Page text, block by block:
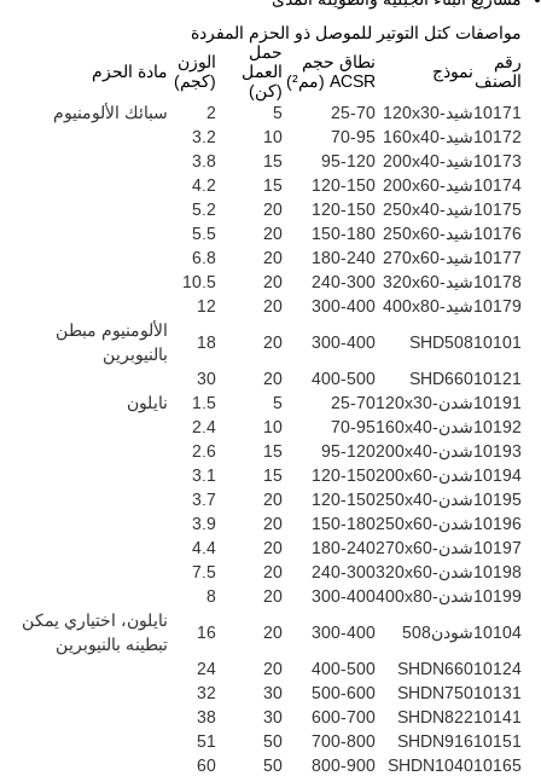
مواصفات كتل التوتير للموصل ذو الحزم المفردة
رقم
الصنف
نموذج
نطاق حجم
ACSR (مم²)
حمل
العمل
(كن)
الوزن
(كجم)
مادة الحزم
10171شيد-120x30 25-70
5
سبائك الألومنيوم
10172شيد-160x40 70-95
10
3.2
10173شيد-200x40 95-120
15
3.8
10174شيد-200x60 120-150
15
4.2
10175شيد-250x40 120-150
20
5.2
10176شيد-250x60 150-180
20
5.5
10177شيد-270x60 180-240
20
6.8
10178شيد-320x60 240-300
20
10.5
10179شيد-400x80 300-400
20
12
10101
SHD508
300-400
20
18
الألومنيوم مبطن
بالنيوبرين
10121
SHD660
400-500
20
30
10191شدن-120x30 25-70
5
1.5
نايلون
10192شدن-160x40 70-95
10
2.4
10193شدن-200x40 95-120
15
2.6
10194شدن-200x60 120-150
15
3.1
10195شدن-250x40 120-150
20
3.7
10196شدن-250x60 150-180
20
3.9
10197شدن-270x60 180-240
20
4.4
10198شدن-320x60 240-300
20
7.5
10199شدن-400x80 300-400
20
10104شودن508 300-400
20
16
نايلون، اختياري يمكن
تبطينه بالنيوبرين
10124
SHDN660
400-500
20
24
10131
SHDN750
500-600
30
32
10141
SHDN822
600-700
30
38
10151
SHDN916
700-800
50
51
10165
SHDN1040
800-900
50
60